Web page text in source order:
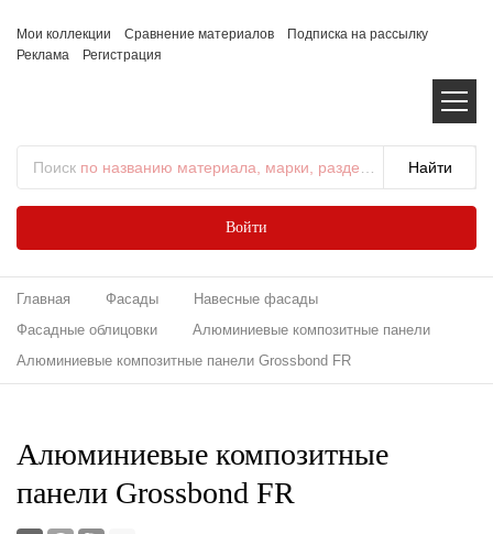
Мои коллекции Сравнение материалов
Подписка на рассылку
Реклама
Регистрация
Поиск по названию материала, марки, раздела...
Войти
Главная Фасады
Навесные фасады
Фасадные облицовки
Алюминиевые композитные панели
Алюминиевые композитные панели Grossbond FR
Алюминиевые композитные
панели Grossbond FR